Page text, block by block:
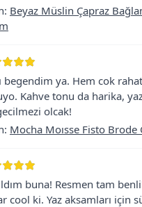
: Beyaz Müslin Çapraz
begendim ya. Hem cok
Kahve tonu da harika,
olcak!
: Mocha Moısse Fisto Brode
buna! Resmen tam
cool ki. Yaz aksamları için